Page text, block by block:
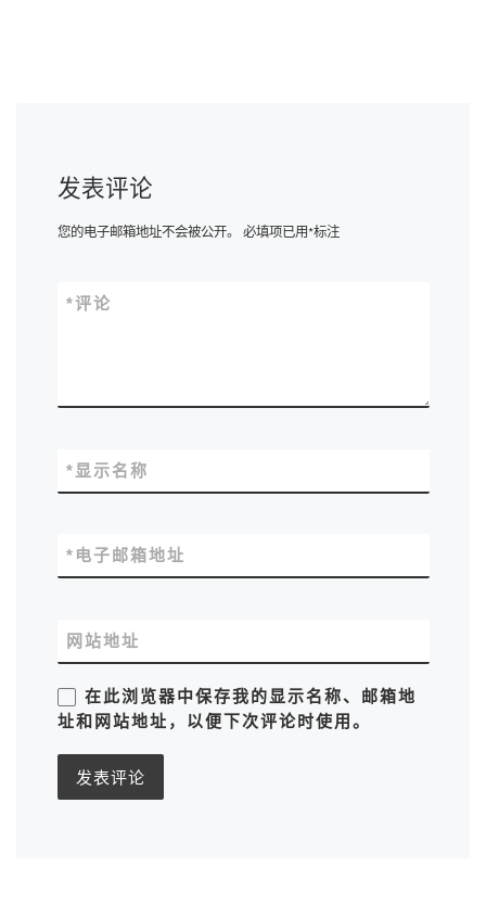
发表评论
您的电子邮箱地址不会被公开。 必填项已用*标注
评论
*
显示名称
*
电子邮箱地址
*
网站地址
在此浏览器中保存我的显示名称、邮箱地
址和网站地址，以便下次评论时使用。